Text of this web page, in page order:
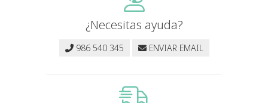
¿Necesitas ayuda?
986 540 345 ENVIAR EMAIL